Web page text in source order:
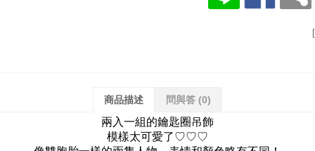
商品描述 問與答 (0)